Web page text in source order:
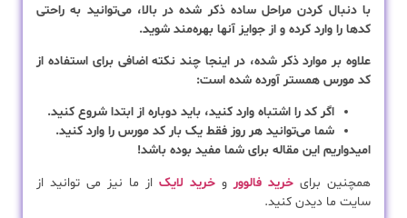
با دنبال کردن مراحل ساده ذکر شده در بالا، می‌توانید به راحتی
کدها را وارد کرده و از جوایز آنها بهره‌مند شوید.
علاوه بر موارد ذکر شده، در اینجا چند نکته اضافی برای استفاده از
کد مورس همستر آورده شده است:
اگر کد را اشتباه وارد کنید، باید دوباره از ابتدا شروع کنید.
شما می‌توانید هر روز فقط یک بار کد مورس را وارد کنید.
امیدواریم این مقاله برای شما مفید بوده باشد!
همچنین برای خرید فالوور و خرید لایک از ما نیز می توانید از
سایت ما دیدن کنید.